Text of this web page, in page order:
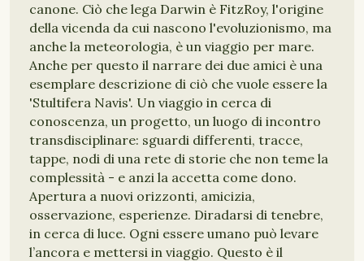
canone. Ciò che lega Darwin è FitzRoy, l'origine
della vicenda da cui nascono l'evoluzionismo, ma
anche la meteorologia, è un viaggio per mare.
Anche per questo il narrare dei due amici è una
esemplare descrizione di ciò che vuole essere la
'Stultifera Navis'. Un viaggio in cerca di
conoscenza, un progetto, un luogo di incontro
transdisciplinare: sguardi differenti, tracce,
tappe, nodi di una rete di storie che non teme la
complessità - e anzi la accetta come dono.
Apertura a nuovi orizzonti, amicizia,
osservazione, esperienze. Diradarsi di tenebre,
in cerca di luce. Ogni essere umano può levare
l’ancora e mettersi in viaggio. Questo è il